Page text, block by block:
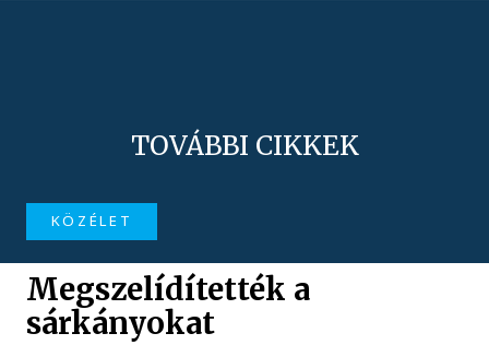
TOVÁBBI CIKKEK
KÖZÉLET
Megszelídítették a
sárkányokat